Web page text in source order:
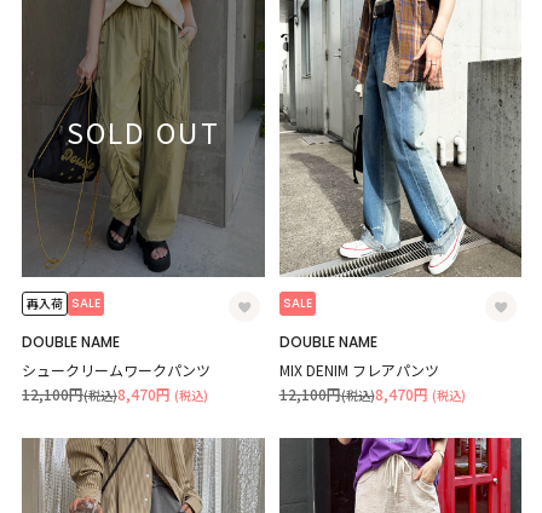
SOLD OUT
再入荷 SALE
DOUBLE NAME
シュークリームワークパンツ
8,470円 (税込)
12,100円(税込)
SALE
DOUBLE NAME
MIX DENIM フレアパンツ
8,470円 (税込)
12,100円(税込)